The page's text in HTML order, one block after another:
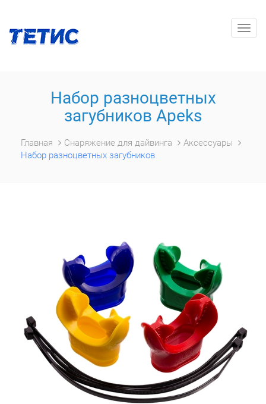
Набор разноцветных
загубников Apeks
Главная Снаряжение для дайвинга
Аксессуары
Набор разноцветных загубников